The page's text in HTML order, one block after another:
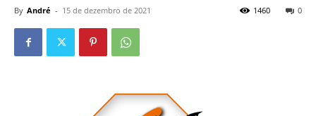
By André - 15 de dezembro de 2021 0
1460